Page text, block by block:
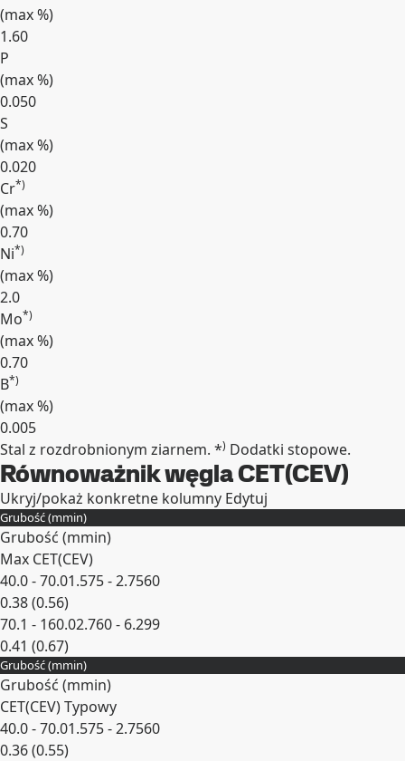
(max%)
1.60
P
(max%)
0.050
S
(max%)
0.020
Cr*)
(max%)
0.70
Ni*)
(max%)
2.0
Mo*)
(max%)
0.70
B*)
(max%)
0.005
Rozwiń
Stal z rozdrobnionym ziarnem. *) Dodatki stopowe.
Równoważnik węgla CET(CEV)
Ukryj/pokaż konkretne kolumny Edytuj
Grubość (mmin)
Grubość (mmin)
Max CET(CEV)
40.0 - 70.01.575 - 2.7560
0.38 (0.56)
70.1 - 160.02.760 - 6.299
0.41 (0.67)
Rozwiń
Grubość (mmin)
Grubość (mmin)
CET(CEV) Typowy
40.0 - 70.01.575 - 2.7560
0.36 (0.55)